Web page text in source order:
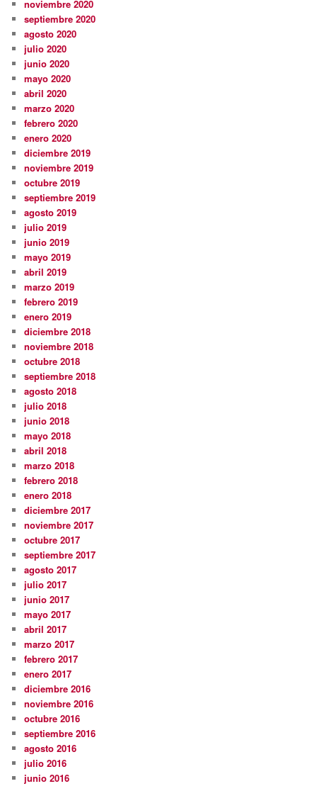
noviembre 2020
septiembre 2020
agosto 2020
julio 2020
junio 2020
mayo 2020
abril 2020
marzo 2020
febrero 2020
enero 2020
diciembre 2019
noviembre 2019
octubre 2019
septiembre 2019
agosto 2019
julio 2019
junio 2019
mayo 2019
abril 2019
marzo 2019
febrero 2019
enero 2019
diciembre 2018
noviembre 2018
octubre 2018
septiembre 2018
agosto 2018
julio 2018
junio 2018
mayo 2018
abril 2018
marzo 2018
febrero 2018
enero 2018
diciembre 2017
noviembre 2017
octubre 2017
septiembre 2017
agosto 2017
julio 2017
junio 2017
mayo 2017
abril 2017
marzo 2017
febrero 2017
enero 2017
diciembre 2016
noviembre 2016
octubre 2016
septiembre 2016
agosto 2016
julio 2016
junio 2016